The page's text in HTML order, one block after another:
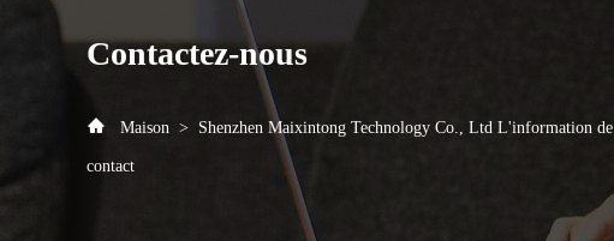
Contactez-nous
Maison > Shenzhen Maixintong Technology Co., Ltd L'information de
contact